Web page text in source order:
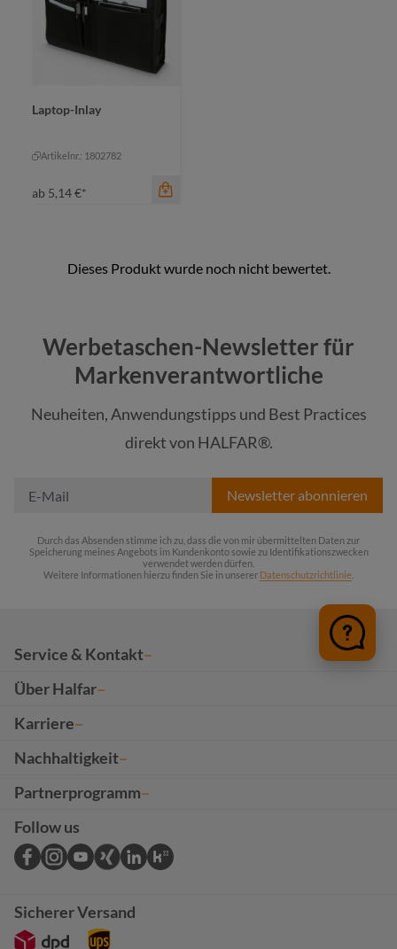
Farbe
Laptop-Inlay
Artikelnr.: 1802782
ab 5,14 €*
Werbetaschen-Newsletter für
Markenverantwortliche
Neuheiten, Anwendungstipps und Best Practices
direkt von HALFAR®.
Newsletter abonnieren
Durch das Absenden stimme ich zu, dass die von mir übermittelten Daten zur
Speicherung meines Angebots im Kundenkonto sowie zu Identifikationszwecken
verwendet werden dürfen.
Weitere Informationen hierzu finden Sie in unserer Datenschutzrichtlinie
Service & Kontakt
Über Halfar
Karriere
Nachhaltigkeit
Partnerprogramm
Follow us
Sicherer Versand